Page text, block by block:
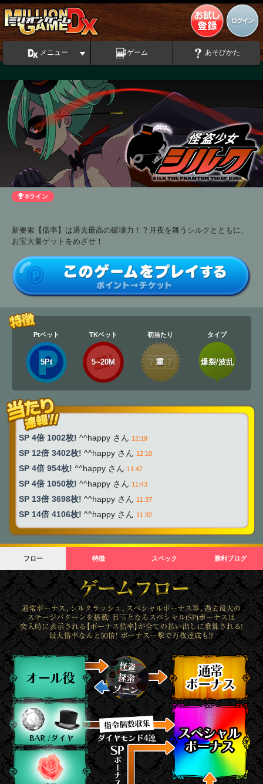
メニュー ゲーム あそびかた
8ライン
新要素【倍率】は過去最高の破壊力！？月夜を舞うシルクとともに、
お宝大量ゲットをめざせ！
Ptベット
5Pt
TKベット
5~20M
初当たり
重
タイプ
爆裂/波乱
SP 4倍 1002枚! ^^happy さん 12:19
SP 12倍 3402枚! ^^happy さん 12:10
SP 4倍 954枚! ^^happy さん 11:47
SP 4倍 1050枚! ^^happy さん 11:43
SP 13倍 3698枚! ^^happy さん 11:37
SP 14倍 4106枚! ^^happy さん 11:32
フロー 特徴 スペック 勝利ブログ